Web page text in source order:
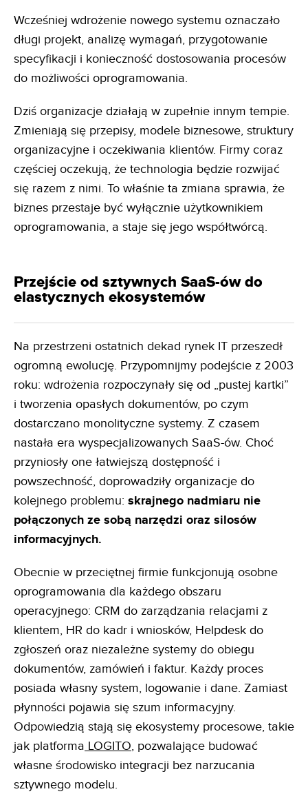
Wcześniej wdrożenie nowego systemu oznaczało
długi projekt, analizę wymagań, przygotowanie
specyfikacji i konieczność dostosowania procesów
do możliwości oprogramowania.
Dziś organizacje działają w zupełnie innym tempie.
Zmieniają się przepisy, modele biznesowe, struktury
organizacyjne i oczekiwania klientów. Firmy coraz
częściej oczekują, że technologia będzie rozwijać
się razem z nimi. To właśnie ta zmiana sprawia, że
biznes przestaje być wyłącznie użytkownikiem
oprogramowania, a staje się jego współtwórcą.
Przejście od sztywnych SaaS-ów do
elastycznych ekosystemów
Na przestrzeni ostatnich dekad rynek IT przeszedł
ogromną ewolucję. Przypomnijmy podejście z 2003
roku: wdrożenia rozpoczynały się od „pustej kartki”
i tworzenia opasłych dokumentów, po czym
dostarczano monolityczne systemy. Z czasem
nastała era wyspecjalizowanych SaaS-ów. Choć
przyniosły one łatwiejszą dostępność i
powszechność, doprowadziły organizacje do
kolejnego problemu: skrajnego nadmiaru nie
połączonych ze sobą narzędzi oraz silosów
informacyjnych.
Obecnie w przeciętnej firmie funkcjonują osobne
oprogramowania dla każdego obszaru
operacyjnego: CRM do zarządzania relacjami z
klientem, HR do kadr i wniosków, Helpdesk do
zgłoszeń oraz niezależne systemy do obiegu
dokumentów, zamówień i faktur. Każdy proces
posiada własny system, logowanie i dane. Zamiast
płynności pojawia się szum informacyjny.
Odpowiedzią stają się ekosystemy procesowe, takie
jak platforma LOGITO, pozwalające budować
własne środowisko integracji bez narzucania
sztywnego modelu.